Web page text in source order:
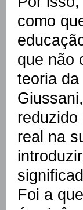
como
que não
teoria da
real na
Foi a